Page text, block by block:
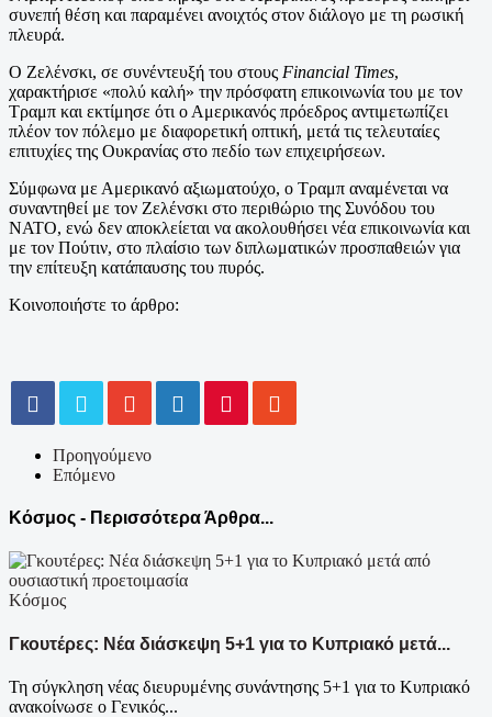
συνεπή θέση και παραμένει ανοιχτός στον διάλογο με τη ρωσική
πλευρά.
Ο Ζελένσκι, σε συνέντευξή του στους Financial Times,
χαρακτήρισε «πολύ καλή» την πρόσφατη επικοινωνία του με τον
Τραμπ και εκτίμησε ότι ο Αμερικανός πρόεδρος αντιμετωπίζει
πλέον τον πόλεμο με διαφορετική οπτική, μετά τις τελευταίες
επιτυχίες της Ουκρανίας στο πεδίο των επιχειρήσεων.
Σύμφωνα με Αμερικανό αξιωματούχο, ο Τραμπ αναμένεται να
συναντηθεί με τον Ζελένσκι στο περιθώριο της Συνόδου του
ΝΑΤΟ, ενώ δεν αποκλείεται να ακολουθήσει νέα επικοινωνία και
με τον Πούτιν, στο πλαίσιο των διπλωματικών προσπαθειών για
την επίτευξη κατάπαυσης του πυρός.
Κοινοποιήστε το άρθρο:
Προηγούμενο
Επόμενο
Κόσμος - Περισσότερα Άρθρα...
Κόσμος
Γκουτέρες: Νέα διάσκεψη 5+1 για το Κυπριακό μετά...
Τη σύγκληση νέας διευρυμένης συνάντησης 5+1 για το Κυπριακό
ανακοίνωσε ο Γενικός...